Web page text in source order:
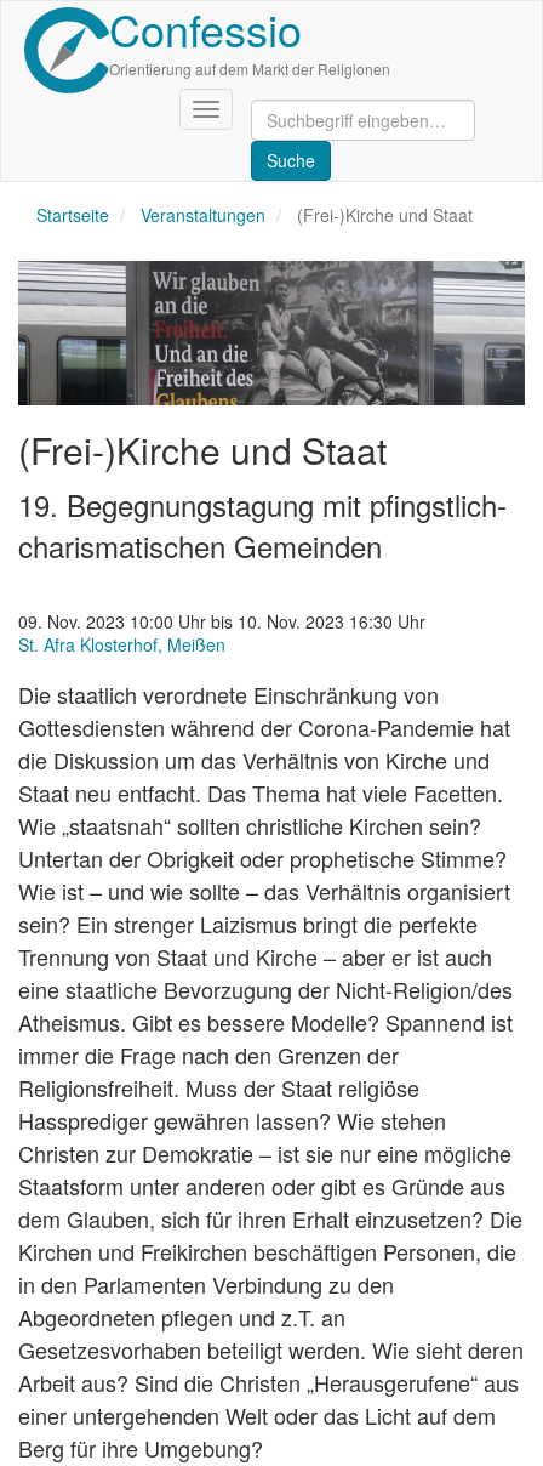
Direkt
zum
Inhalt
Confessio
Orientierung auf dem Markt der Religionen
Navigation
aktivieren/deaktivieren
Startseite Veranstaltungen (Frei-)Kirche und Staat
(Frei-)Kirche und Staat
19. Begegnungstagung mit pfingstlich-
charismatischen Gemeinden
09. Nov. 2023 10:00 Uhr bis 10. Nov. 2023 16:30 Uhr
St. Afra Klosterhof, Meißen
Die staatlich verordnete Einschränkung von
Gottesdiensten während der Corona-Pandemie hat
die Diskussion um das Verhältnis von Kirche und
Staat neu entfacht. Das Thema hat viele Facetten.
Wie „staatsnah“ sollten christliche Kirchen sein?
Untertan der Obrigkeit oder prophetische Stimme?
Wie ist – und wie sollte – das Verhältnis organisiert
sein? Ein strenger Laizismus bringt die perfekte
Trennung von Staat und Kirche – aber er ist auch
eine staatliche Bevorzugung der Nicht-Religion/des
Atheismus. Gibt es bessere Modelle? Spannend ist
immer die Frage nach den Grenzen der
Religionsfreiheit. Muss der Staat religiöse
Hassprediger gewähren lassen? Wie stehen
Christen zur Demokratie – ist sie nur eine mögliche
Staatsform unter anderen oder gibt es Gründe aus
dem Glauben, sich für ihren Erhalt einzusetzen? Die
Kirchen und Freikirchen beschäftigen Personen, die
in den Parlamenten Verbindung zu den
Abgeordneten pflegen und z.T. an
Gesetzesvorhaben beteiligt werden. Wie sieht deren
Arbeit aus? Sind die Christen „Herausgerufene“ aus
einer untergehenden Welt oder das Licht auf dem
Berg für ihre Umgebung?